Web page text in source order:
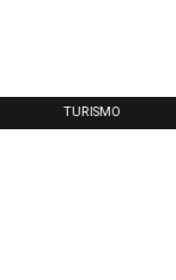
TURISMO